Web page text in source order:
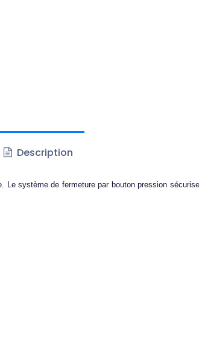
Description
système de fermeture par bouton pression